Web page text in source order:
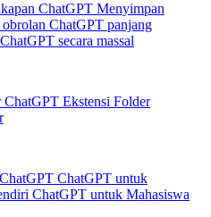
ChatGPT Menyimpan
ChatGPT panjang
secara massal
ChatGPT Ekstensi Folder
ChatGPT untuk
ChatGPT untuk Mahasiswa